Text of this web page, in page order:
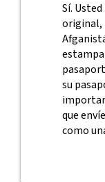
Sí.
original,
estampa
su
que
como